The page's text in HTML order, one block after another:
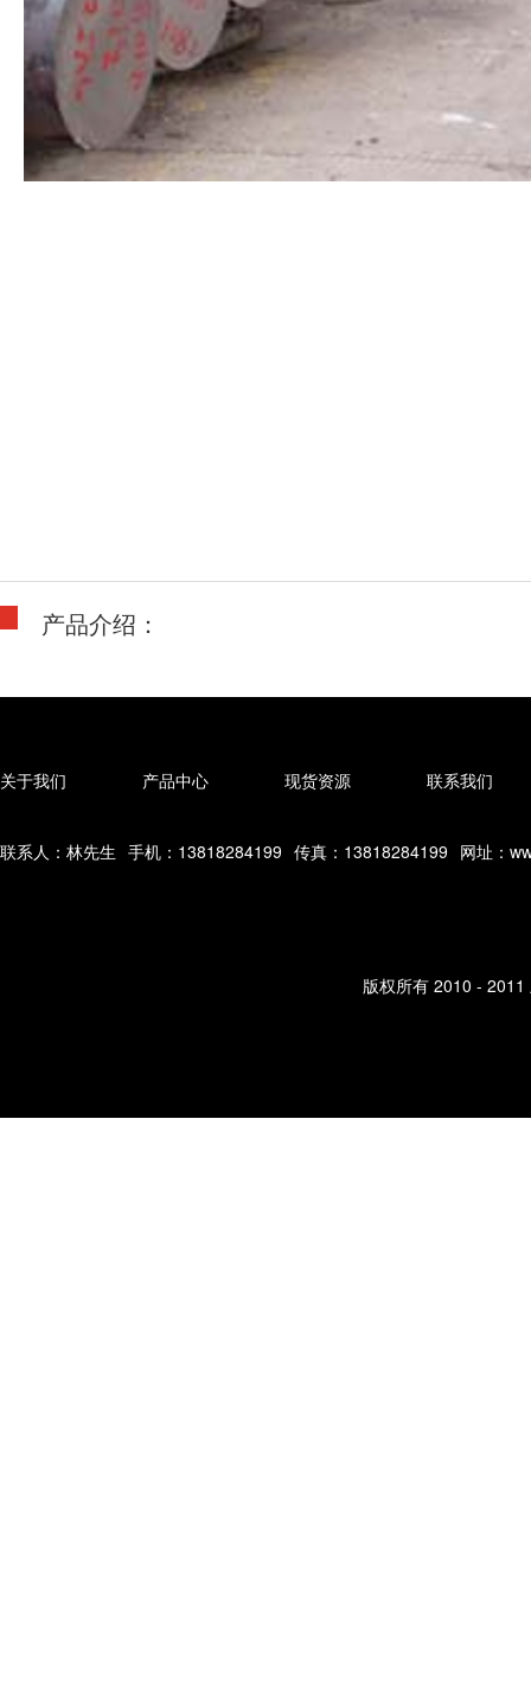
产品介绍：
关于我们 产品中心 现货资源 联系我们
联系人：林先生 手机：13818284199 传真：13818284199 网址：
版权所有 2010 -